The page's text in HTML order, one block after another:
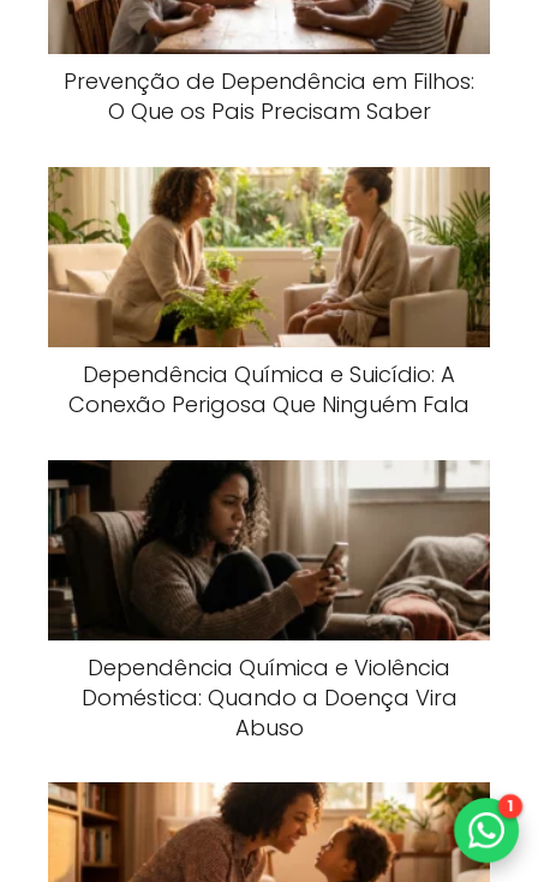
Prevenção de Dependência em Filhos:
O Que os Pais Precisam Saber
Dependência Química e Suicídio: A
Conexão Perigosa Que Ninguém Fala
Dependência Química e Violência
Doméstica: Quando a Doença Vira
Abuso
1